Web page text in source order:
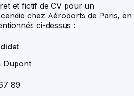
et fictif de CV pour un
chez Aéroports de Paris, en
ci-dessus :
Dupont
89